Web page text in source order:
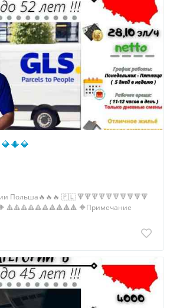
Польша🔥🔥🔥 🇵🇱 🔻🔻🔻🔻🔻🔻🔻🔻🔻🔻
🔺🔺🔺🔺🔺🔺🔺🔺🔺🔺 🔶Примечание